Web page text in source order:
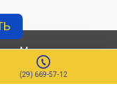
(29) 669-57-12